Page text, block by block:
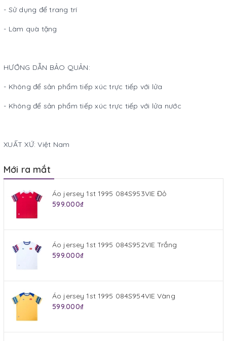
- Sử dụng để trang trí
- Làm quà tặng
HƯỚNG DẪN BẢO QUẢN:
- Không để sản phẩm tiếp xúc trực tiếp với lửa
- Không để sản phẩm tiếp xúc trực tiếp với lửa nước
XUẤT XỨ: Việt Nam
Mới ra mắt
Áo jersey 1st 1995 084S953VIE Đỏ
599.000₫
Áo jersey 1st 1995 084S952VIE Trắng
599.000₫
Áo jersey 1st 1995 084S954VIE Vàng
599.000₫